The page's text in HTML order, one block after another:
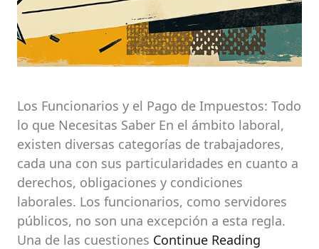
Los Funcionarios y el Pago de Impuestos: Todo
lo que Necesitas Saber En el ámbito laboral,
existen diversas categorías de trabajadores,
cada una con sus particularidades en cuanto a
derechos, obligaciones y condiciones
laborales. Los funcionarios, como servidores
públicos, no son una excepción a esta regla.
Una de las cuestiones Continue Reading